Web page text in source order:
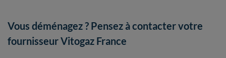
Vous déménagez ? Pensez à contacter votre
fournisseur Vitogaz France